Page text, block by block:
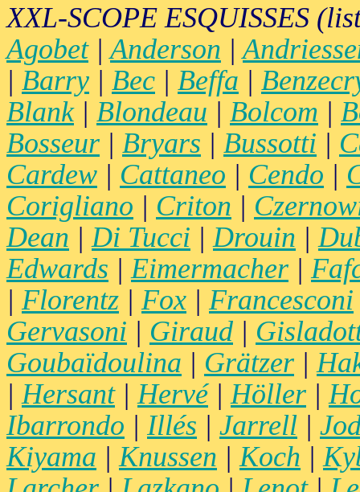
XXL-SCOPE ESQUISSES
Agobet|Anderson |
| Barry | Bec | Beffa |
Blank| Blondeau | Bolcom |
Bosseur | Bryars | Bussotti |
Cardew | Cattaneo | Cendo |
Corigliano | Criton |
Dean | Di Tucci | Drouin |
Edwards | Eimermacher |
| Florentz | Fox | Francesconi
Gervasoni | Giraud |
Goubaïdoulina | Grätzer |
| Hersant| Hervé| Höller |
Ibarrondo | Illés | Jarrell |
Kiyama | Knussen | Koch |